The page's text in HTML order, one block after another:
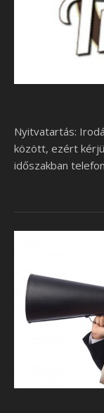
Nyitvatartás:
között, ezért
időszakban